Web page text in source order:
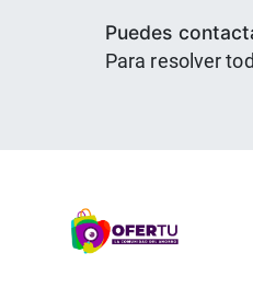
Puedes
Para resolver